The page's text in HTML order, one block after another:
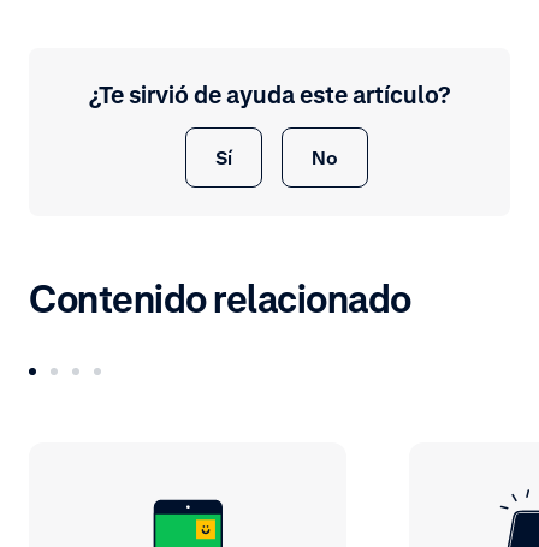
¿Te sirvió de ayuda este artículo?
Sí No
Contenido relacionado